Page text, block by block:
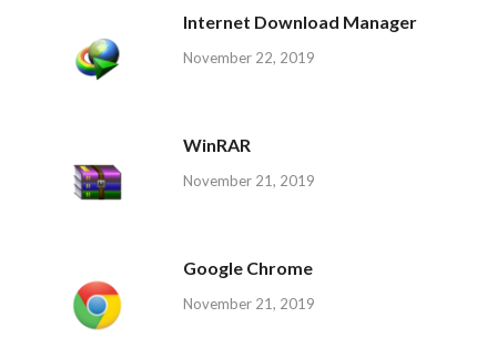
Internet Download Manager
November 22, 2019
WinRAR
November 21, 2019
Google Chrome
November 21, 2019